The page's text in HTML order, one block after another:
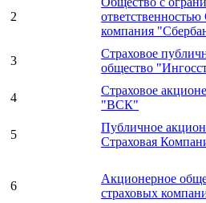
2
ответственностью
компания
3
Страховое
общество
4
Страховое
"ВСК"
5
Публичное
Страховая
6
Акционерное
страховых